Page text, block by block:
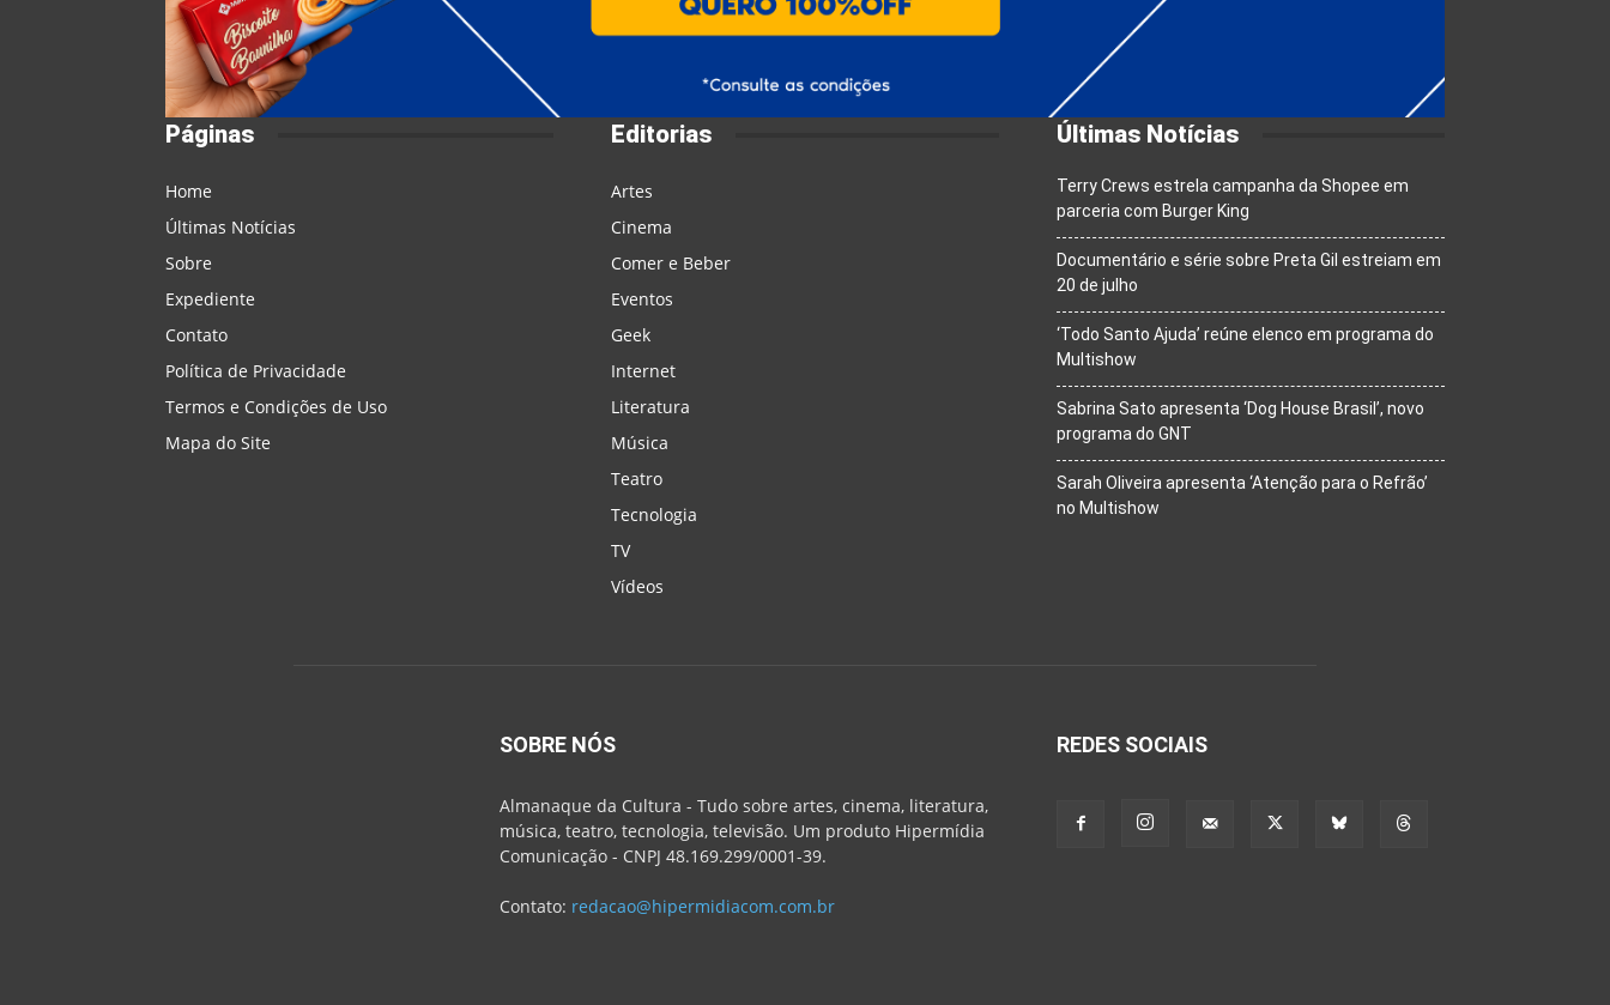
Páginas
Home
Últimas Notícias
Sobre
Expediente
Contato
Política de Privacidade
Termos e Condições de Uso
Mapa do Site
Editorias
Artes
Cinema
Comer e Beber
Eventos
Geek
Internet
Literatura
Música
Teatro
Tecnologia
TV
Vídeos
Últimas Notícias
Terry Crews estrela campanha da Shopee em
parceria com Burger King
Documentário e série sobre Preta Gil estreiam em
20 de julho
‘Todo Santo Ajuda’ reúne elenco em programa do
Multishow
Sabrina Sato apresenta ‘Dog House Brasil’, novo
programa do GNT
Sarah Oliveira apresenta ‘Atenção para o Refrão’
no Multishow
SOBRE NÓS
Almanaque da Cultura - Tudo sobre artes, cinema, literatura,
música, teatro, tecnologia, televisão. Um produto Hipermídia
Comunicação - CNPJ 48.169.299/0001-39.
Contato: redacao@hipermidiacom.com.br
REDES SOCIAIS